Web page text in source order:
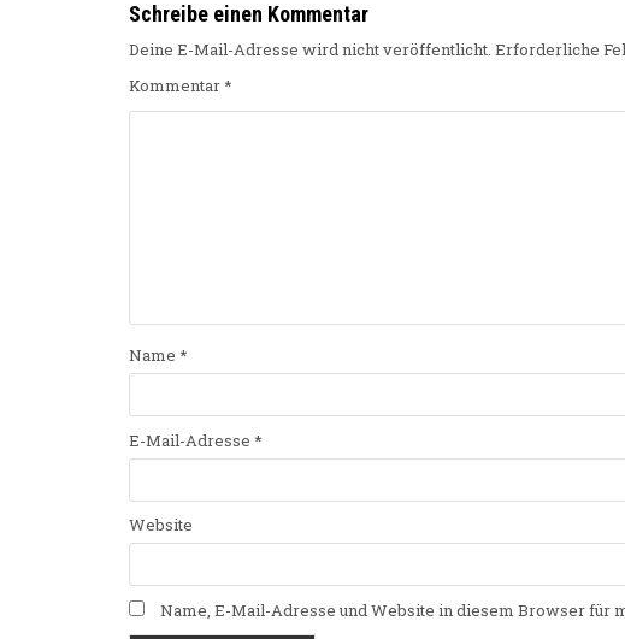
Schreibe einen Kommentar
Deine E-Mail-Adresse wird nicht veröffentlicht. Erforderliche
Kommentar*
Name *
E-Mail-Adresse *
Website
Name, E-Mail-Adresse und Website in diesem Browser für